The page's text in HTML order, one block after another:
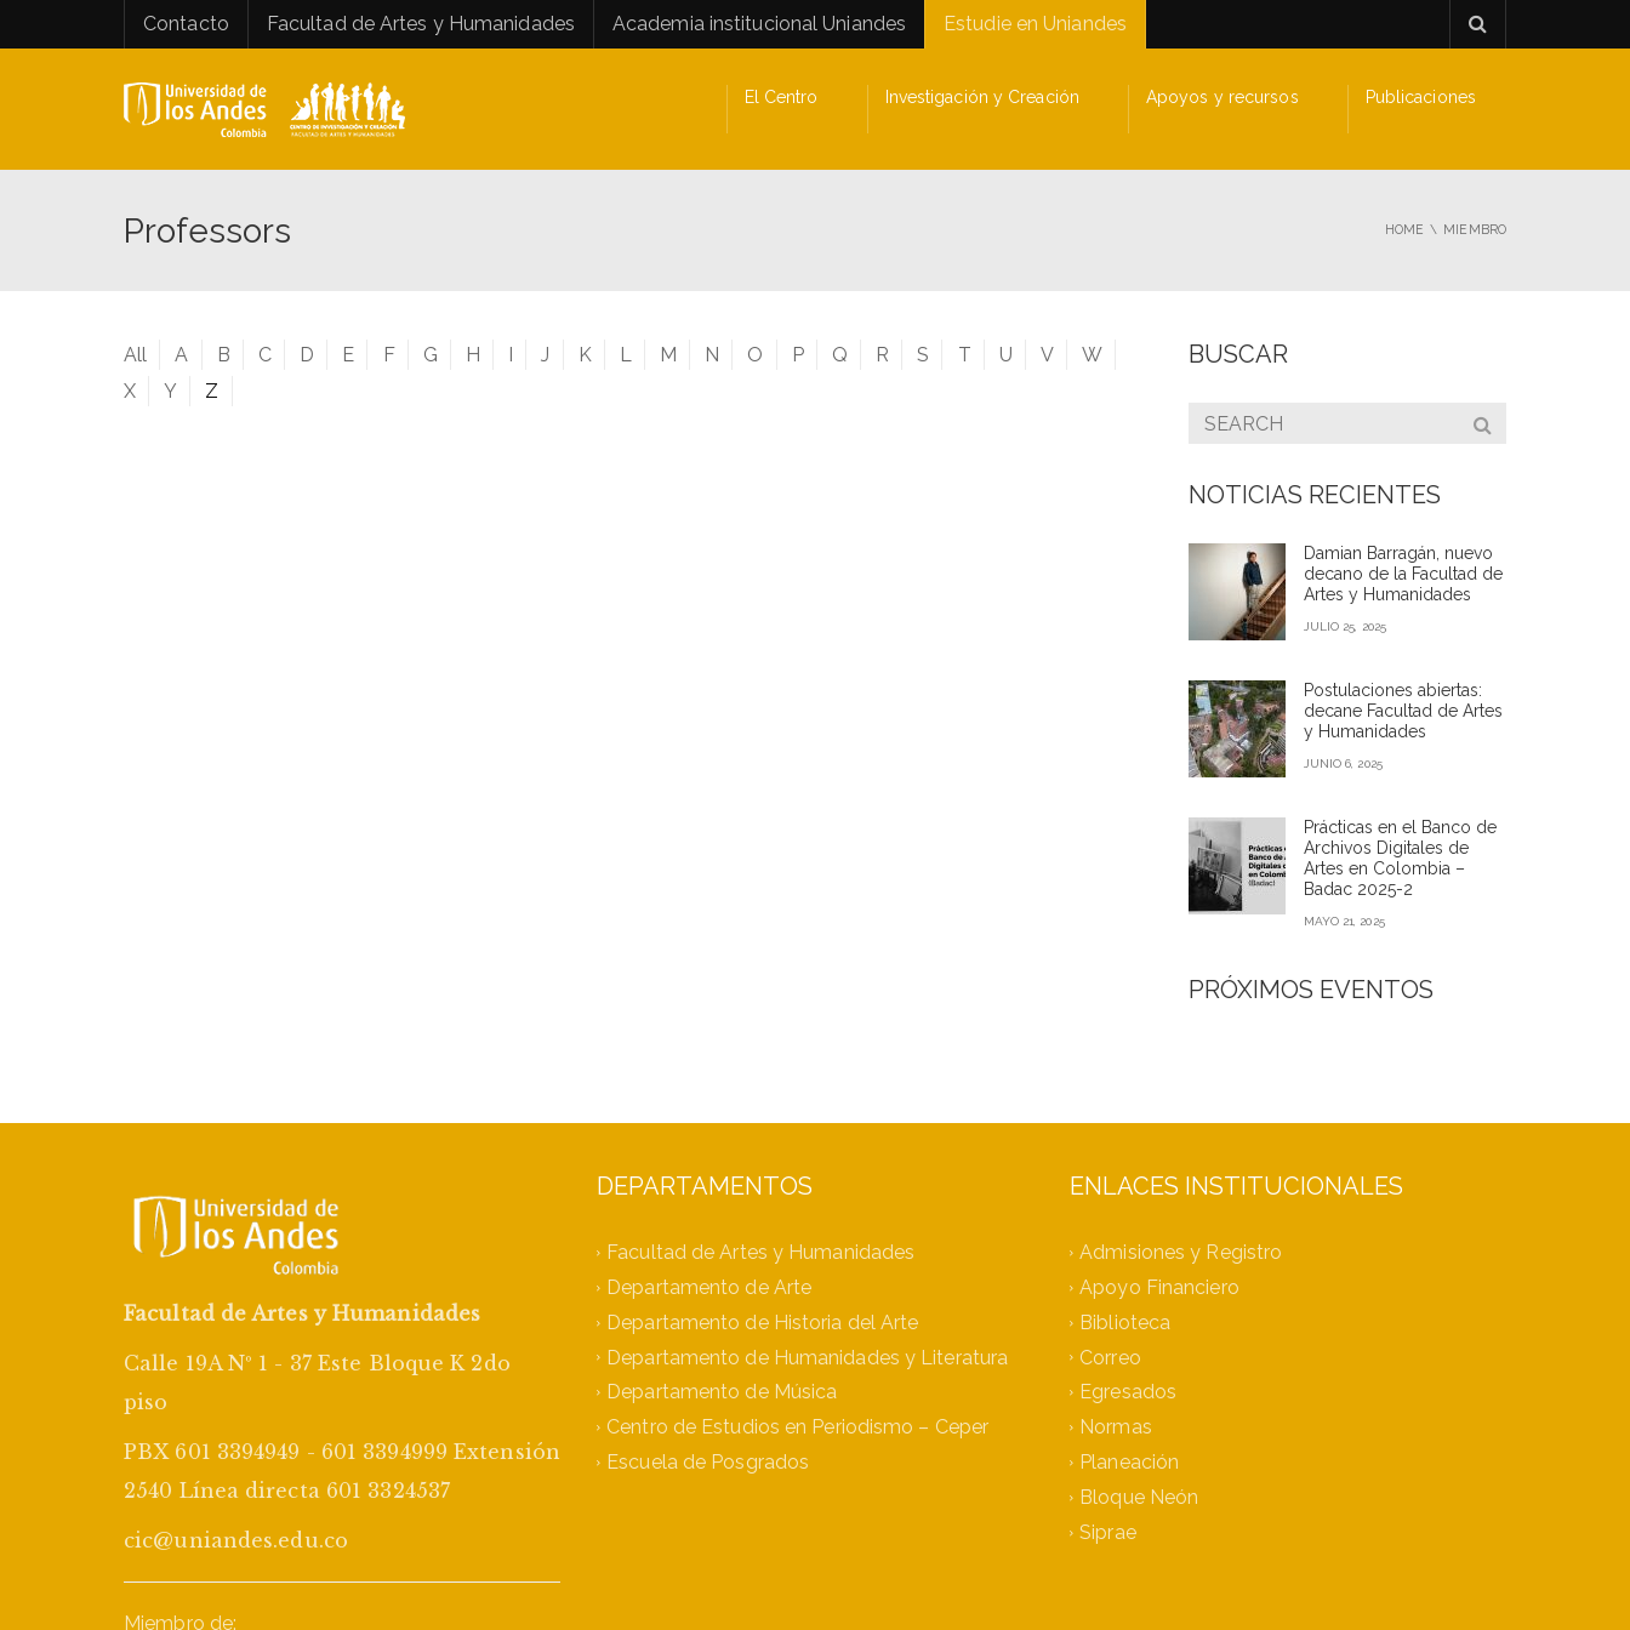
Contacto Facultad de Artes y Humanidades Academia institucional Uniandes Estudie en Uniandes
El Centro Investigación y Creación Apoyos y recursos Publicaciones
Professors HOME MIEMBRO
All A B C D E F G H I J K L M N O P Q R S T U V
W
X
Y Z
BUSCAR
NOTICIAS RECIENTES
Damian Barragán, nuevo
decano de la Facultad de
Artes y Humanidades
JULIO 25, 2025
Postulaciones abiertas:
decane Facultad de Artes
y Humanidades
JUNIO 6, 2025
Prácticas en el Banco de
Archivos Digitales de
Artes en Colombia –
Badac 2025-2
MAYO 21, 2025
PRÓXIMOS EVENTOS
Facultad de Artes y Humanidades
Calle 19A Nº 1 - 37 Este Bloque K 2do
piso
PBX 601 3394949 - 601 3394999 Extensión
2540 Línea directa 601 3324537
cic@uniandes.edu.co
Miembro de:
DEPARTAMENTOS
Facultad de Artes y Humanidades
Departamento de Arte
Departamento de Historia del Arte
Departamento de Humanidades y Literatura
Departamento de Música
Centro de Estudios en Periodismo – Ceper
Escuela de Posgrados
ENLACES INSTITUCIONALES
Admisiones y Registro
Apoyo Financiero
Biblioteca
Correo
Egresados
Normas
Planeación
Bloque Neón
Siprae